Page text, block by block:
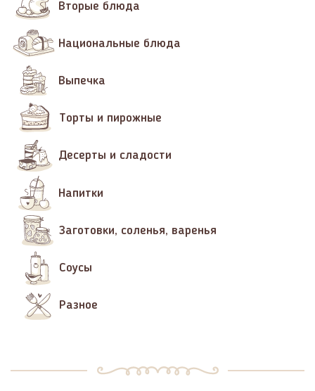
Вторые блюда
Национальные блюда
Выпечка
Торты и пирожные
Десерты и сладости
Напитки
Заготовки, соленья, варенья
Соусы
Разное